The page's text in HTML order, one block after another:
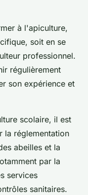
à l'apiculture,
soit en se
professionnel.
régulièrement
son expérience et
scolaire, il est
la réglementation
abeilles et la
par la
services
sanitaires.